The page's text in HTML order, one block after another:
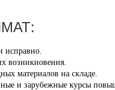
исправно.
возникновения.
материалов на складе.
и зарубежные курсы